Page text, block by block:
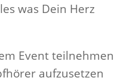
was Dein Herz
Event teil­nehmen
aufzusetzen